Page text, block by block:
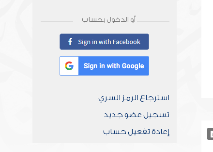
أو الدخول بحساب
استرجاع الرمز السري
تسجيل عضو جديد
إعادة تفعيل حساب